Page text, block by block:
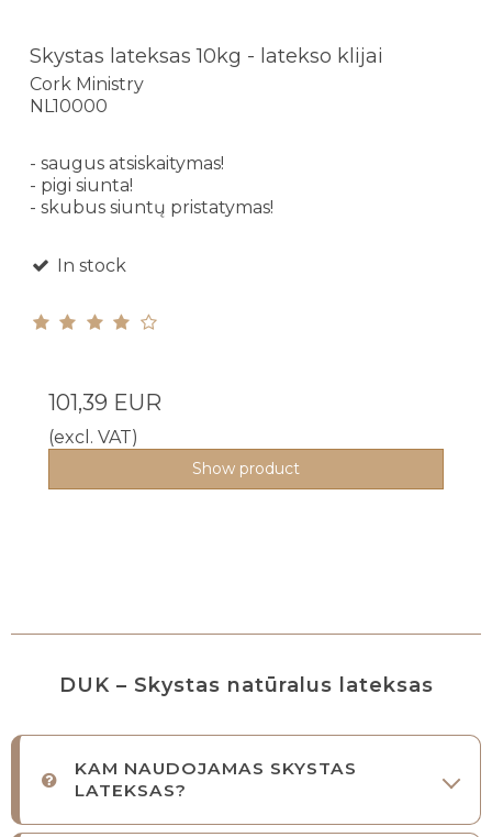
Skystas lateksas 10kg - latekso klijai
Cork Ministry
NL10000
- saugus atsiskaitymas!
- pigi siunta!
- skubus siuntų pristatymas!
In stock
101,39 EUR
(excl. VAT)
Show product
DUK – Skystas natūralus lateksas
KAM NAUDOJAMAS SKYSTAS
LATEKSAS?